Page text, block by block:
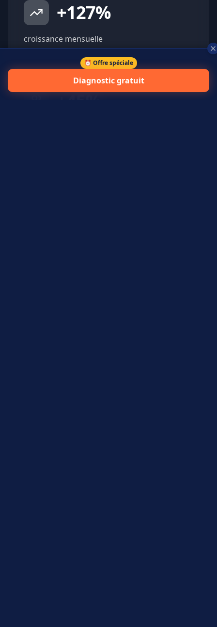
+127%
croissance mensuelle
+45%
⏰ Offre spéciale
Diagnostic gratuit